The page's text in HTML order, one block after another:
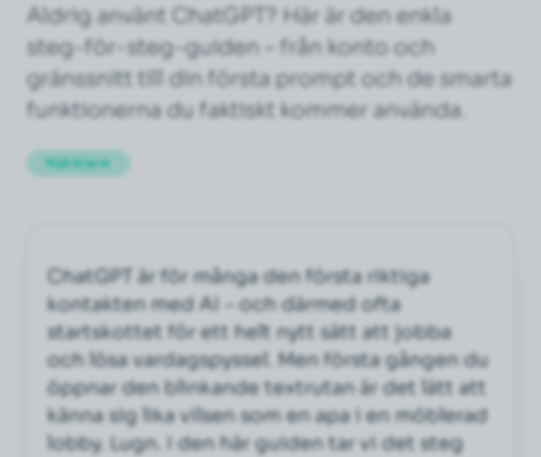
Aldrig använt ChatGPT? Här är den enkla
steg-för-steg-guiden – från konto och
gränssnitt till din första prompt och de smarta
funktionerna du faktiskt kommer använda.
Nybörjare
ChatGPT är för många den första riktiga
kontakten med AI – och därmed ofta
startskottet för ett helt nytt sätt att jobba
och lösa vardagspyssel. Men första gången du
öppnar den blinkande textrutan är det lätt att
känna sig lika vilsen som en apa i en möblerad
lobby. Lugn. I den här guiden tar vi det steg